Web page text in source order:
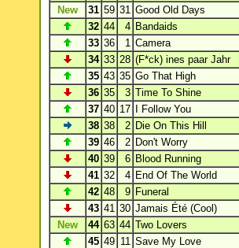
New
31 59 31 Good Old Days
32 44 4 Bandaids
33 36 1 Camera
34 33 28 (F*ck) ines paar Jahr
35 43 35 Go That High
36 35 3 Time To Shine
37 40 17
I Follow You
38 38 2 Die On This Hill
39 46 2 Don't Worry
40 39 6 Blood Running
41 32 4 End Of The World
42 48 9 Funeral
43 41 30 Jamais Été (Cool)
New
44 63 44 Two Lovers
45 49 11 Save My Love